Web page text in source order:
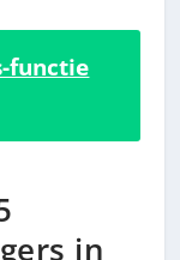
functie
in